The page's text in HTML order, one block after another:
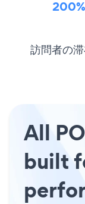
訪問者の
All
built